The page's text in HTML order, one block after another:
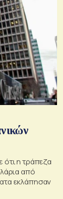
η τράπεζα
από
εκλάπησαν